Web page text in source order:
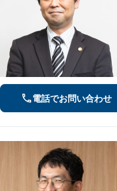
電話でお問い合わせ